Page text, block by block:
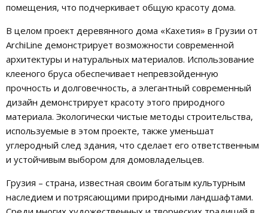
помещения, что подчеркивает общую красоту дома.
В целом проект деревянного дома «Кахетия» в Грузии от
ArchiLine демонстрирует возможности современной
архитектуры и натуральных материалов. Использование
клееного бруса обеспечивает непревзойденную
прочность и долговечность, а элегантный современный
дизайн демонстрирует красоту этого природного
материала. Экологически чистые методы строительства,
используемые в этом проекте, также уменьшат
углеродный след здания, что сделает его ответственным
и устойчивым выбором для домовладельцев.
Грузия – страна, известная своим богатым культурным
наследием и потрясающими природными ландшафтами.